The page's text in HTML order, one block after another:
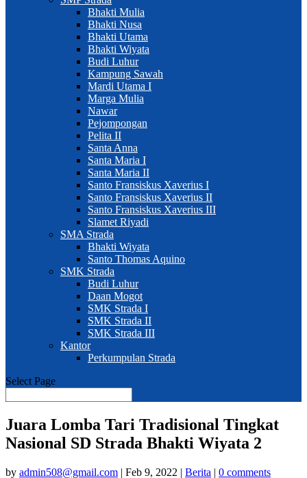
Bhakti Mulia
Bhakti Nusa
Bhakti Utama
Bhakti Wiyata
Budi Luhur
Kampung Sawah
Mardi Utama I
Marga Mulia
Nawar
Pejompongan
Pelita II
Santa Anna
Santa Maria I
Santa Maria II
Santo Fransiskus Xaverius I
Santo Fransiskus Xaverius II
Santo Fransiskus Xaverius III
Slamet Riyadi
SMA Strada
Bhakti Wiyata
Santo Thomas Aquino
SMK Strada
Budi Luhur
Daan Mogot
SMK Strada I
SMK Strada II
SMK Strada III
Kantor
Perkumpulan Strada
Select Page
Juara Lomba Tari Tradisional Tingkat
Nasional SD Strada Bhakti Wiyata 2
by admin508@gmail.com | Feb 9, 2022 | Berita | 0 comments